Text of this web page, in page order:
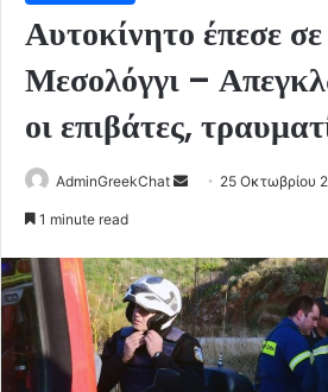
Αυτοκίνητο έπεσε
Μεσολόγγι –
οι επιβάτες,
AdminGreekChat
Send 25 Οκτωβρίου
1 minute read